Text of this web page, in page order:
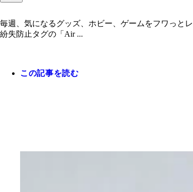
毎週、気になるグッズ、ホビー、ゲームをフワっと
紛失防止タグの「Air ...
この記事を読む